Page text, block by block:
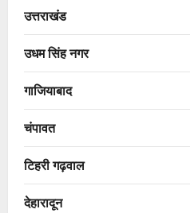
उत्तराखंड
उधम सिंह नगर
गाजियाबाद
चंपावत
टिहरी गढ़वाल
देहारादून